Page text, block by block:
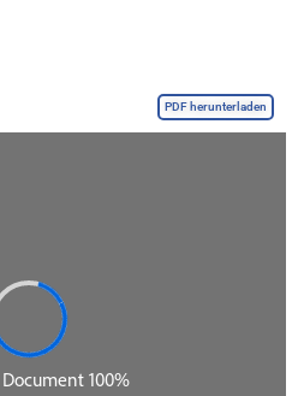
PDF herunterladen